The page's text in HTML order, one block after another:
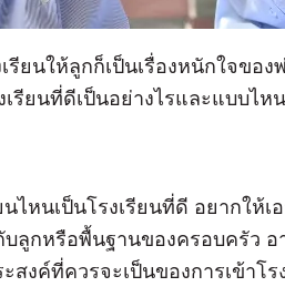
เรียนให้ลูกก็เป็นเรื่องหนักใจขอ
รียนที่ดีเป็นอย่างไรและแบบไห
ไหนเป็นโรงเรียนที่ดี อยากให้เ
บลูกหรือพื้นฐานของครอบครัว
งค์ที่ควรจะเป็นของการเข้าโร